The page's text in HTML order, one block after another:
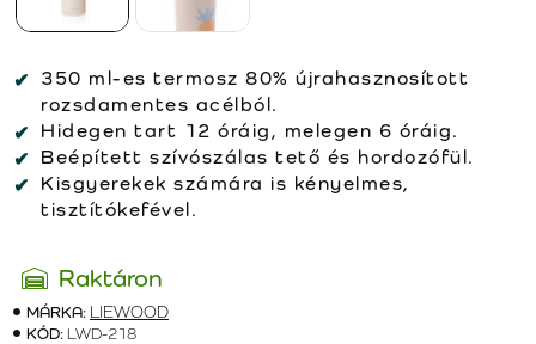
350 ml-es termosz 80% újrahasznosított
rozsdamentes acélból.
Hidegen tart 12 óráig, melegen 6 óráig.
Beépített szívószálas tető és hordozófül.
Kisgyerekek számára is kényelmes,
tisztítókefével.
Raktáron
MÁRKA: LIEWOOD
KÓD: LWD-218